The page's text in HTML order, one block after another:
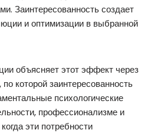
Заинтересованность создает
и оптимизации в выбранной
объясняет этот эффект через
которой заинтересованность
психологические
профессионализме и
эти потребности